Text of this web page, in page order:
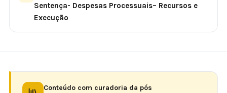
Sentença- Despesas Processuais– Recursos e
Execução
Conteúdo com curadoria da pós